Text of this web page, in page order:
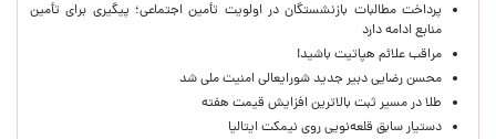
پرداخت مطالبات بازنشستگان در اولویت تأمین اجتماعی؛ پیگیری برای تأمین
منابع ادامه دارد
مراقب علائم هپاتیت باشید!
محسن رضایی دبیر جدید شورایعالی امنیت ملی شد
طلا در مسیر ثبت بالاترین افزایش قیمت هفته
دستیار سابق قلعه‌نویی روی نیمکت ایتالیا